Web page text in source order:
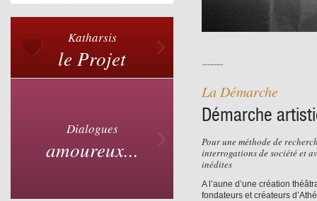
Katharsis
le Projet
Dialogues
amoureux...
La Démarche
Démarche
Pour une méthode de
interrogations de société et
inédites
A l’aune d’une création
fondateurs et créateurs